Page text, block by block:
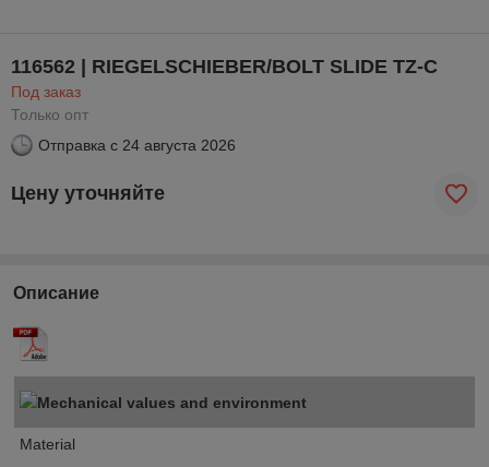
116562 | RIEGELSCHIEBER/BOLT SLIDE TZ-C
Под заказ
Только опт
Отправка с 24 августа 2026
Цену уточняйте
Описание
Mechanical values and environment
Material